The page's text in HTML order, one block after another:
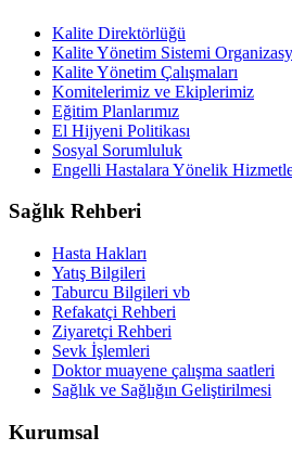
Kalite Direktörlüğü
Kalite Yönetim Sistemi
Kalite Yönetim Çalışmaları
Komitelerimiz ve Ekiplerimiz
Eğitim Planlarımız
El Hijyeni Politikası
Sosyal Sorumluluk
Engelli Hastalara Yönelik
Sağlık Rehberi
Hasta Hakları
Yatış Bilgileri
Taburcu Bilgileri vb
Refakatçi Rehberi
Ziyaretçi Rehberi
Sevk İşlemleri
Doktor muayene çalışma saatleri
Sağlık ve Sağlığın Geliştirilmesi
Kurumsal